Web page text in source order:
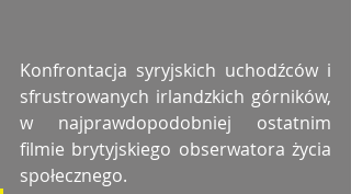
Konfrontacja syryjskich uchodźców i
sfrustrowanych irlandzkich górników,
w najprawdopodobniej ostatnim
filmie brytyjskiego obserwatora życia
społecznego.